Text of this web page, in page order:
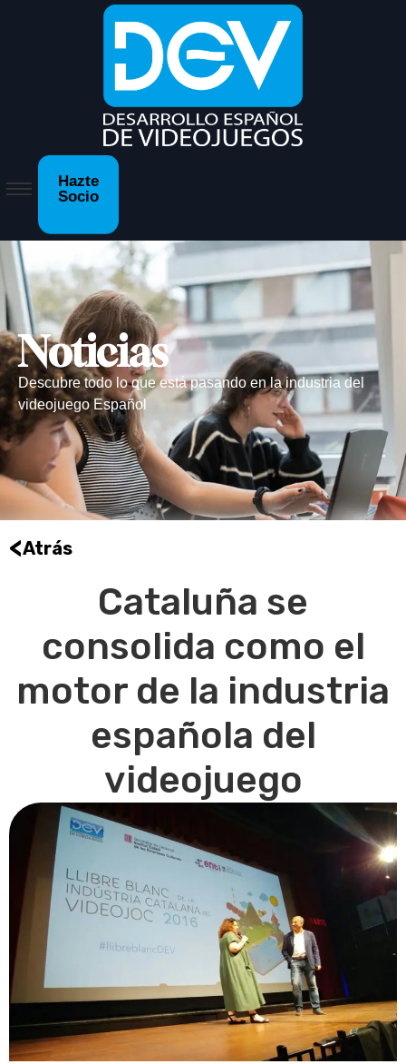
Hazte
Socio
Noticias
Descubre todo lo que está pasando en la industria del
videojuego Español
<Atrás
Cataluña se
consolida como el
motor de la industria
española del
videojuego